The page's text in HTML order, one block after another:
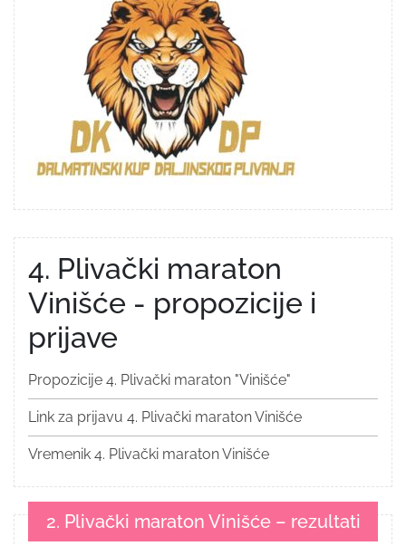
4. Plivački maraton
Vinišće - propozicije i
prijave
Propozicije 4. Plivački maraton "Vinišće"
Link za prijavu 4. Plivački maraton Vinišće
Vremenik 4. Plivački maraton Vinišće
2. Plivački maraton Vinišće – rezultati